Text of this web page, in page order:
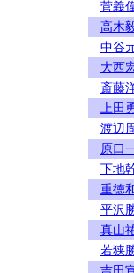
菅義
高木
中谷
大西
斎藤
上田
渡辺
原口
下地
重徳
平沢
真山
若狭